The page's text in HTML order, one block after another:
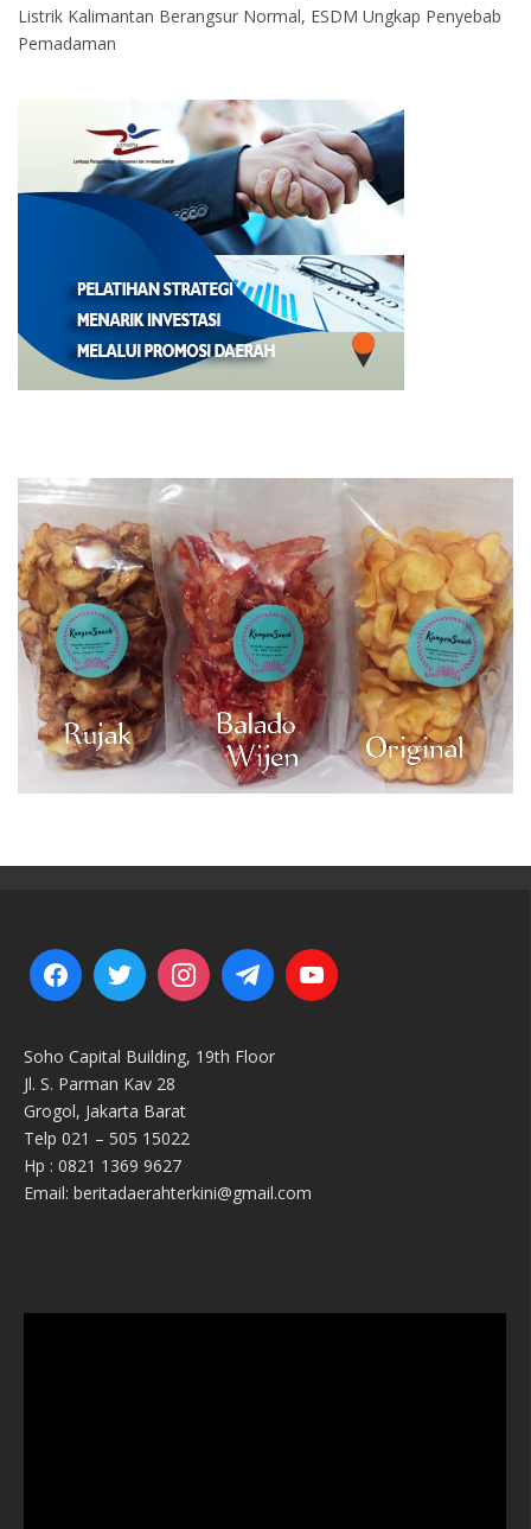
Listrik Kalimantan Berangsur Normal, ESDM Ungkap Penyebab
Pemadaman
Soho Capital Building, 19th Floor
Jl. S. Parman Kav 28
Grogol, Jakarta Barat
Telp 021 – 505 15022
Hp : 0821 1369 9627
Email: beritadaerahterkini@gmail.com